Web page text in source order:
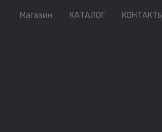
Магазин КАТАЛОГ КОНТАКТЫ